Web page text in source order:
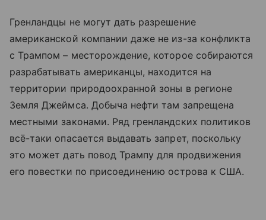
Гренландцы не могут дать разрешение
американской компании даже не из-за конфликта
с Трампом – месторождение, которое собираются
разрабатывать американцы, находится на
территории природоохранной зоны в регионе
Земля Джеймса. Добыча нефти там запрещена
местными законами. Ряд гренландских политиков
всё-таки опасается выдавать запрет, поскольку
это может дать повод Трампу для продвижения
его повестки по присоединению острова к США.